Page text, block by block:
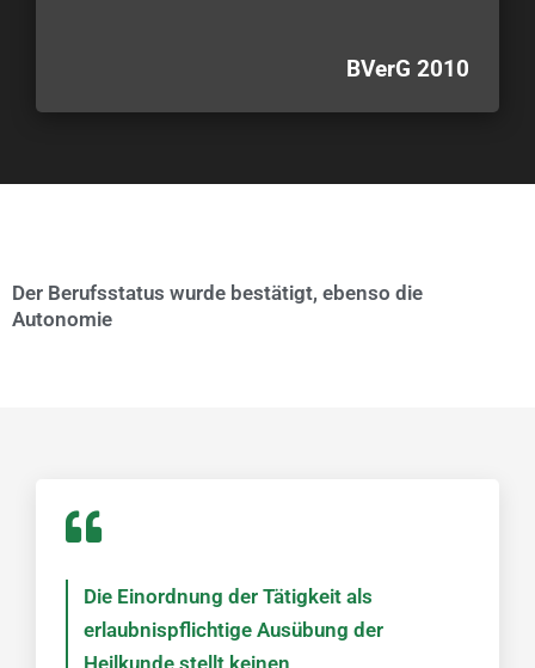
BVerG 2010
Der Berufsstatus wurde bestätigt, ebenso die
Autonomie
Die Einordnung der Tätigkeit als
erlaubnispflichtige Ausübung der